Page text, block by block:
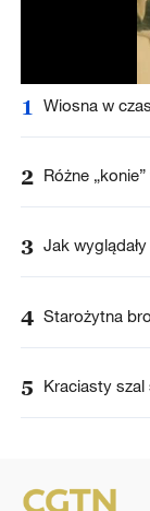
1 Wiosna w
2 Różne
3 Jak
4 Starożytna
5 Kraciasty